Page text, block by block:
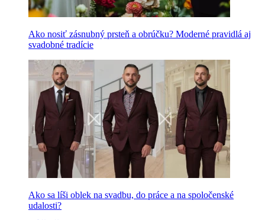
Ako nosiť zásnubný prsteň a obrúčku? Moderné pravidlá aj
svadobné tradície
Ako sa líši oblek na svadbu, do práce a na spoločenské
udalosti?